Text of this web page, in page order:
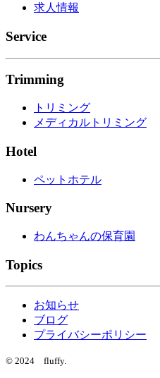
求人情報
Service
Trimming
トリミング
メディカルトリミング
Hotel
ペットホテル
Nursery
わんちゃんの保育園
Topics
お知らせ
ブログ
プライバシーポリシー
© 2024 fluffy.